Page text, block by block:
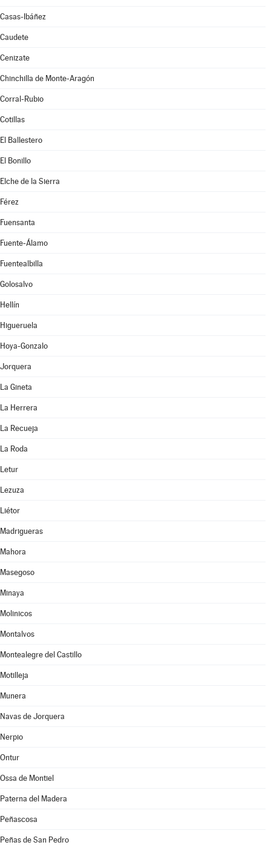
Casas-Ibáñez
Caudete
Cenizate
Chinchilla de Monte-Aragón
Corral-Rubio
Cotillas
El Ballestero
El Bonillo
Elche de la Sierra
Férez
Fuensanta
Fuente-Álamo
Fuentealbilla
Golosalvo
Hellín
Higueruela
Hoya-Gonzalo
Jorquera
La Gineta
La Herrera
La Recueja
La Roda
Letur
Lezuza
Liétor
Madrigueras
Mahora
Masegoso
Minaya
Molinicos
Montalvos
Montealegre del Castillo
Motilleja
Munera
Navas de Jorquera
Nerpio
Ontur
Ossa de Montiel
Paterna del Madera
Peñascosa
Peñas de San Pedro